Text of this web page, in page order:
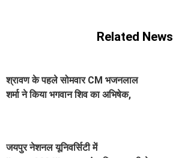
Related News
श्रावण के पहले सोमवार CM भजनलाल
शर्मा ने किया भगवान शिव का अभिषेक,
जयपुर नेशनल यूनिवर्सिटी में